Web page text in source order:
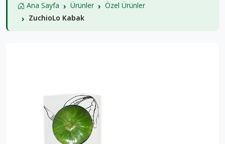
Ana Sayfa Ürünler
Özel Ürünler
ZuchioLo Kabak